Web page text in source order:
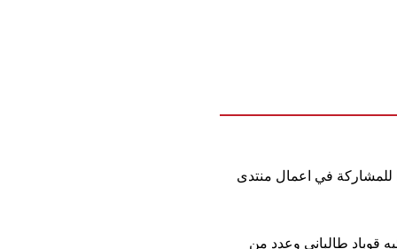
للمشاركة في اعمال منتدى
قوباد طالباني وعدد من